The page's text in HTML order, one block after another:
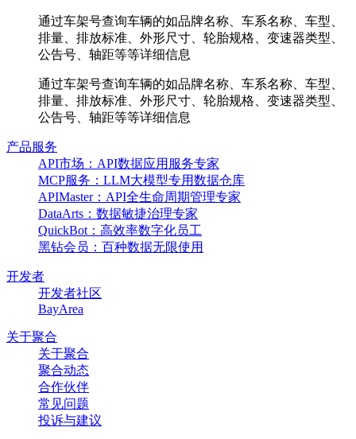
通过车架号查询车辆的如品牌名称、车系名称、车型、
排量、排放标准、外形尺寸、轮胎规格、变速器类型、
公告号、轴距等等详细信息
通过车架号查询车辆的如品牌名称、车系名称、车型、
排量、排放标准、外形尺寸、轮胎规格、变速器类型、
公告号、轴距等等详细信息
产品服务
API市场：API数据应用服务专家
MCP服务：LLM大模型专用数据仓库
APIMaster：API全生命周期管理专家
DataArts：数据敏捷治理专家
QuickBot：高效率数字化员工
黑钻会员：百种数据无限使用
开发者
开发者社区
BayArea
关于聚合
关于聚合
聚合动态
合作伙伴
常见问题
投诉与建议